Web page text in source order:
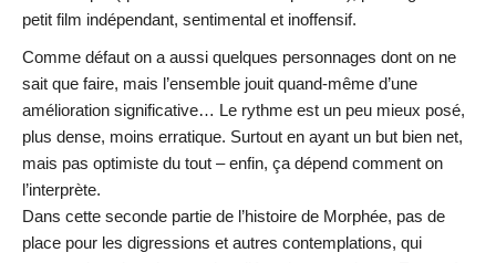
petit film indépendant, sentimental et inoffensif.
Comme défaut on a aussi quelques personnages dont on ne
sait que faire, mais l’ensemble jouit quand-même d’une
amélioration significative… Le rythme est un peu mieux posé,
plus dense, moins erratique. Surtout en ayant un but bien net,
mais pas optimiste du tout – enfin, ça dépend comment on
l’interprète.
Dans cette seconde partie de l’histoire de Morphée, pas de
place pour les digressions et autres contemplations, qui